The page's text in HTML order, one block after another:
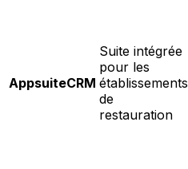
AppsuiteCRM
Suite intégrée
pour les
établissements
de
restauration